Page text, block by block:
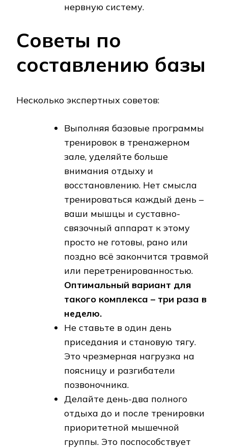
нервную систему.
Советы по
составлению базы
Несколько экспертных советов:
Выполняя базовые программы
тренировок в тренажерном
зале, уделяйте больше
внимания отдыху и
восстановлению. Нет смысла
тренироваться каждый день –
ваши мышцы и суставно-
связочный аппарат к этому
просто не готовы, рано или
поздно всё закончится травмой
или перетренированностью.
Оптимальный вариант для
такого комплекса – три раза в
неделю.
Не ставьте в один день
приседания и становую тягу.
Это чрезмерная нагрузка на
поясницу и разгибатели
позвоночника.
Делайте день-два полного
отдыха до и после тренировки
приоритетной мышечной
группы. Это поспособствует